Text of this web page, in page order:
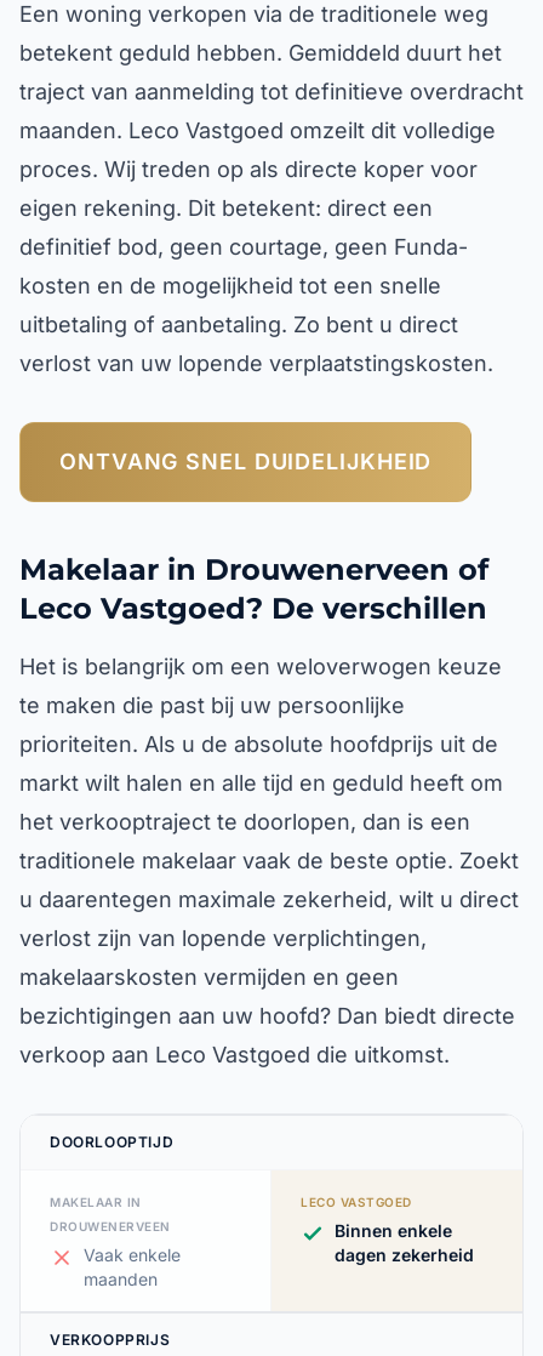
Een woning verkopen via de traditionele weg
betekent geduld hebben. Gemiddeld duurt het
traject van aanmelding tot definitieve overdracht
maanden. Leco Vastgoed omzeilt dit volledige
proces. Wij treden op als directe koper voor
eigen rekening. Dit betekent: direct een
definitief bod, geen courtage, geen Funda-
kosten en de mogelijkheid tot een snelle
uitbetaling of aanbetaling. Zo bent u direct
verlost van uw lopende verplaatstingskosten.
ONTVANG SNEL DUIDELIJKHEID
Makelaar in Drouwenerveen of
Leco Vastgoed? De verschillen
Het is belangrijk om een weloverwogen keuze
te maken die past bij uw persoonlijke
prioriteiten. Als u de absolute hoofdprijs uit de
markt wilt halen en alle tijd en geduld heeft om
het verkooptraject te doorlopen, dan is een
traditionele makelaar vaak de beste optie. Zoekt
u daarentegen maximale zekerheid, wilt u direct
verlost zijn van lopende verplichtingen,
makelaarskosten vermijden en geen
bezichtigingen aan uw hoofd? Dan biedt directe
verkoop aan Leco Vastgoed die uitkomst.
DOORLOOPTIJD
MAKELAAR IN
DROUWENERVEEN
Vaak enkele
maanden
LECO VASTGOED
Binnen enkele
dagen zekerheid
VERKOOPPRIJS